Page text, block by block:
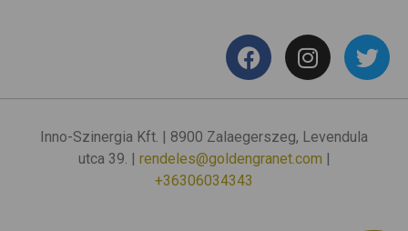
Inno-Szinergia Kft. | 8900 Zalaegerszeg, Levendula
utca 39. | rendeles@goldengranet.com
+36306034343